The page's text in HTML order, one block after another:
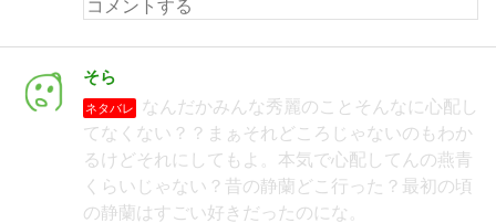
そら
ネタバレ
なんだかみんな秀麗のことそんなに心配し
てなくない？？まぁそれどころじゃないのもわか
るけどそれにしてもよ。本気で心配してんの燕青
くらいじゃない？昔の静蘭どこ行った？最初の頃
の静蘭はすごい好きだったのにな。